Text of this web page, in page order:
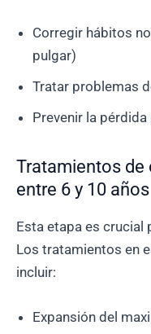
Corregir hábitos
pulgar)
Tratar problemas
Prevenir la
Tratamientos
entre 6 y 10 años
Esta etapa es crucial
Los tratamientos en
incluir:
Expansión del